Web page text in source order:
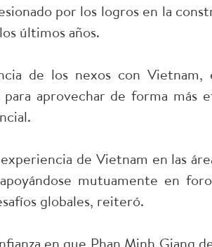
por los logros en la
últimos años.
de los nexos con
aprovechar de forma más
de Vietnam en las
mutuamente en
globales, reiteró.
en que Phan Minh Giang